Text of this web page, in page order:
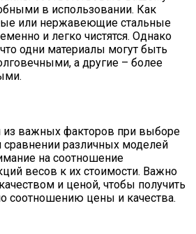
в использовании. Как
или нержавеющие стальные
и легко чистятся. Однако
одни материалы могут быть
а другие – более
из важных факторов при выборе
сравнении различных моделей
на соотношение
весов к их стоимости. Важно
и ценой, чтобы получить
соотношению цены и качества.